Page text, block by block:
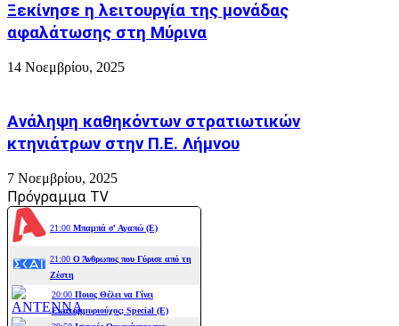
Ξεκίνησε η λειτουργία της μονάδας
αφαλάτωσης στη Μύρινα
14 Νοεμβρίου, 2025
Ανάληψη καθηκόντων στρατιωτικών
κτηνιάτρων στην Π.Ε. Λήμνου
7 Νοεμβρίου, 2025
Πρόγραμμα TV